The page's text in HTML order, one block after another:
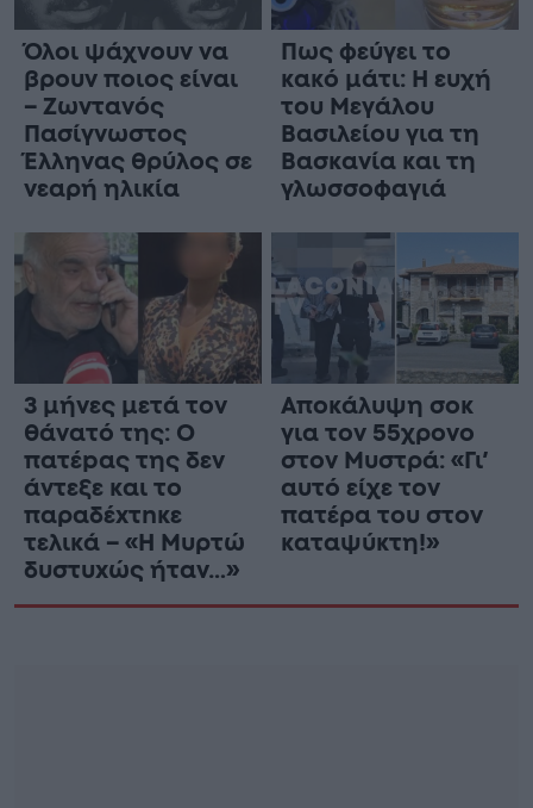
Όλοι ψάχνουν να
βρουν ποιος είναι
– Ζωντανός
Πασίγνωστος
Έλληνας θρύλος σε
νεαρή ηλικία
Πως φεύγει το
κακό μάτι: Η ευχή
του Μεγάλου
Βασιλείου για τη
Βασκανία και τη
γλωσσοφαγιά
3 μήνες μετά τον
θάνατό της: Ο
πατέpας της δεν
άντεξε και το
παραδέxτnκε
τελικά – «Η Μυρτώ
δυστυxώς ήταν…»
Αποκάλυψη σοκ
για τον 55χρονο
στον Μυστρά: «Γι’
αυτό είχε τον
πατέρα του στον
καταψύκτη!»